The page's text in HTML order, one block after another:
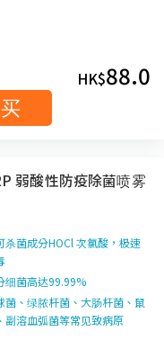
HK$88.0
弱酸性防疫除菌喷雾
杀菌成分HOCl 次氯酸，极速
细菌高达99.99%
菌、绿脓杆菌、大肠杆菌、鼠
副溶血弧菌等常见致病原